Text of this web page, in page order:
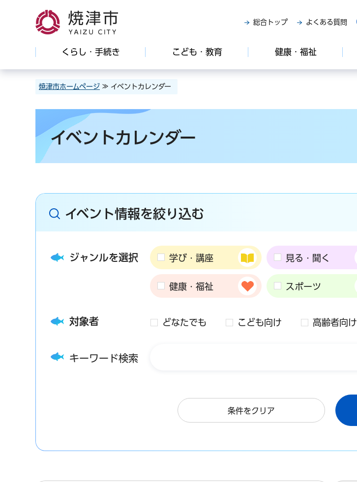
焼津市
総合トップ よくある質問
くらし・手続き こども・教育 健康・福祉
焼津市ホームページ ≫ イベントカレンダー
イベントカレンダー
イベント情報を絞り込む
ジャンルを選択 学び・講座 見る・聞く
健康・福祉 スポーツ
対象者 どなたでも こども向け 高齢者向け
キーワード検索
条件をクリア